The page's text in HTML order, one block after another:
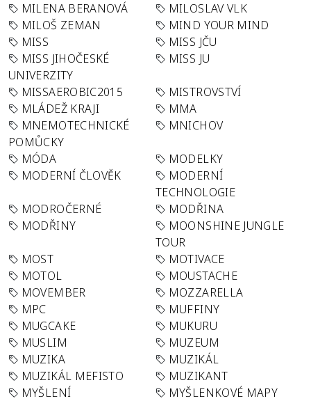
MILENA BERANOVÁ
MILOSLAV VLK
MILOŠ ZEMAN
MIND YOUR MIND
MISS
MISS JČU
MISS JIHOČESKÉ
UNIVERZITY
MISS JU
MISSAEROBIC2015
MISTROVSTVÍ
MLÁDEŽ KRAJI
MMA
MNEMOTECHNICKÉ
POMŮCKY
MNICHOV
MÓDA
MODELKY
MODERNÍ ČLOVĚK
MODERNÍ
TECHNOLOGIE
MODROČERNÉ
MODŘINA
MODŘINY
MOONSHINE JUNGLE
TOUR
MOST
MOTIVACE
MOTOL
MOUSTACHE
MOVEMBER
MOZZARELLA
MPC
MUFFINY
MUGCAKE
MUKURU
MUSLIM
MUZEUM
MUZIKA
MUZIKÁL
MUZIKÁL MEFISTO
MUZIKANT
MYŠLENÍ
MYŠLENKOVÉ MAPY